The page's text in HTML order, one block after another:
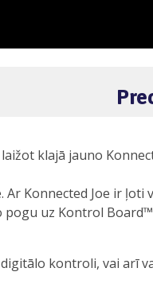
klajā jauno
Konnected Joe ir
uz Kontrol
kontroli, vai arī